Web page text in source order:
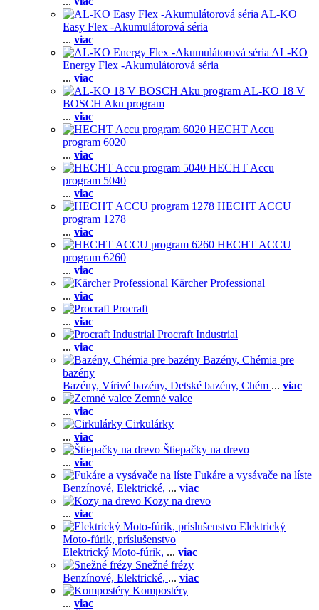
AL-KO
Easy Flex -Akumulátorová séria
... viac
AL-KO
Energy Flex -Akumulátorová séria
... viac
AL-KO 18 V
BOSCH Aku program
... viac
HECHT Accu
program 6020
... viac
HECHT Accu
program 5040
... viac
HECHT ACCU
program 1278
... viac
HECHT ACCU
program 6260
... viac
Kärcher Professional
... viac
Procraft
... viac
Procraft Industrial
... viac
Bazény, Chémia pre
bazény
Bazény, Vírivé bazény, Detské bazény, Chém ... viac
Zemné valce
... viac
Cirkulárky
... viac
Štiepačky na drevo
... viac
Fukáre a vysávače na líste
Benzínové, Elektrické, ... viac
Kozy na drevo
... viac
Elektrický
Moto-fúrik, príslušenstvo
Elektrický Moto-fúrik, ... viac
Snežné frézy
Benzínové, Elektrické, ... viac
Kompostéry
... viac